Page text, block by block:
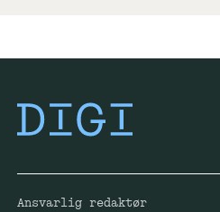
Ansvarlig redaktør